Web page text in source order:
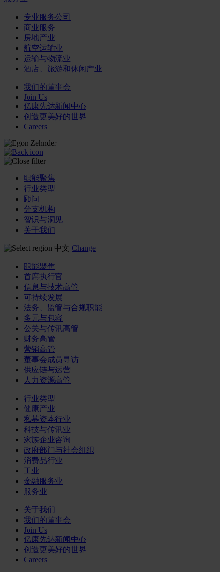
专业服务公司
商业服务
房地产业
航空运输业
运输与物流业
酒店、旅游和休闲产业
我们的董事会
Join Us
亿康先达新闻中心
创造更美好的世界
Careers
职能聚焦
行业类型
顾问
分支机构
智识与洞见
关于我们
中文 Change
职能聚焦
首席执行官
信息与技术高管
可持续发展
法务、监管与合规职能
多元与包容
公关与传讯高管
财务高管
营销高管
董事会成员寻访
供应链与运营
人力资源高管
行业类型
健康产业
私募资本行业
科技与传讯业
家族企业咨询
政府部门与社会组织
消费品行业
工业
金融服务业
服务业
关于我们
我们的董事会
Join Us
亿康先达新闻中心
创造更美好的世界
Careers